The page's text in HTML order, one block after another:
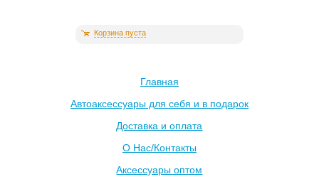
Корзина пуста
Главная
Автоаксессуары для себя и в подарок
Доставка и оплата
О Нас/Контакты
Аксессуары оптом